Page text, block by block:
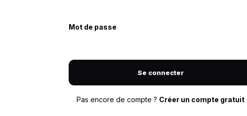
Mot de passe
Se connecter
Pas encore de compte ? Créer un compte gratuit